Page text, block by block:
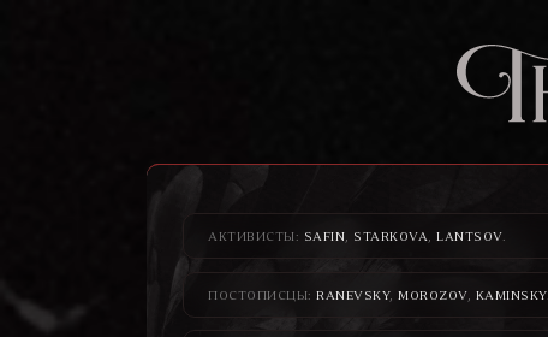
АКТИВИСТЫ: SAFIN STARKOVA LANTSOV.
ПОСТОПИСЦЫ: RANEVSKY, MOROZOV, KAMINSKY.